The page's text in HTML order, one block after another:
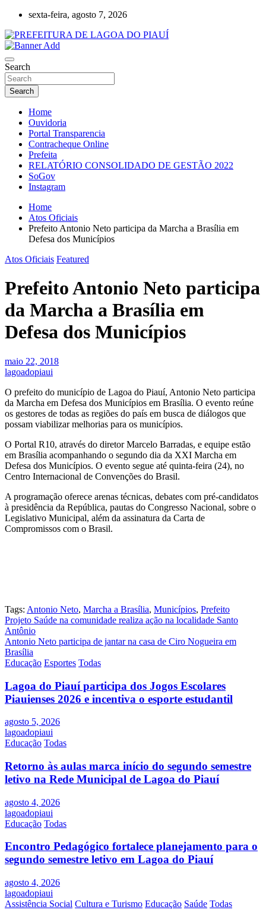
Skip
content
sexta-feira, agosto 7, 2026
PREFEITURA DE LAGOA DO PIAUÍ
Search
Search
Home
Ouvidoria
Portal Transparencia
Contracheque Online
Prefeita
RELATÓRIO CONSOLIDADO DE GESTÃO 2022
SoGov
Instagram
Home
Atos Oficiais
Prefeito Antonio Neto participa da Marcha a Brasília em
Defesa dos Municípios
Atos Oficiais Featured
Prefeito Antonio Neto participa
da Marcha a Brasília em
Defesa dos Municípios
maio 22, 2018
lagoadopiaui
O prefeito do município de Lagoa do Piauí, Antonio Neto participa
da Marcha em Defesa dos Municípios em Brasília. O evento reúne
os gestores de todas as regiões do país em busca de diálogos que
possam viabilizar melhorias para os municípios.
O Portal R10, através do diretor Marcelo Barradas, e equipe estão
em Brasília acompanhando o segundo dia da XXI Marcha em
Defesa dos Municípios. O evento segue até quinta-feira (24), no
Centro Internacional de Convenções do Brasil.
A programação oferece arenas técnicas, debates com pré-candidatos
à presidência da República, pautas do Congresso Nacional, sobre o
Legislativo Municipal, além da assinatura da Carta de
Compromissos com o Brasil.
Tags: Antonio Neto, Marcha a Brasília, Municípios, Prefeito
Navegação
de
Post
Projeto Saúde na comunidade realiza ação na localidade Santo
Antônio
Antonio Neto participa de jantar na casa de Ciro Nogueira em
Brasília
Educação Esportes Todas
Lagoa do Piauí participa dos Jogos Escolares
Piauienses 2026 e incentiva o esporte estudantil
agosto 5, 2026
lagoadopiaui
Educação Todas
Retorno às aulas marca início do segundo semestre
letivo na Rede Municipal de Lagoa do Piauí
agosto 4, 2026
lagoadopiaui
Educação Todas
Encontro Pedagógico fortalece planejamento para o
segundo semestre letivo em Lagoa do Piauí
agosto 4, 2026
lagoadopiaui
Assistência Social Cultura e Turismo Educação Saúde Todas